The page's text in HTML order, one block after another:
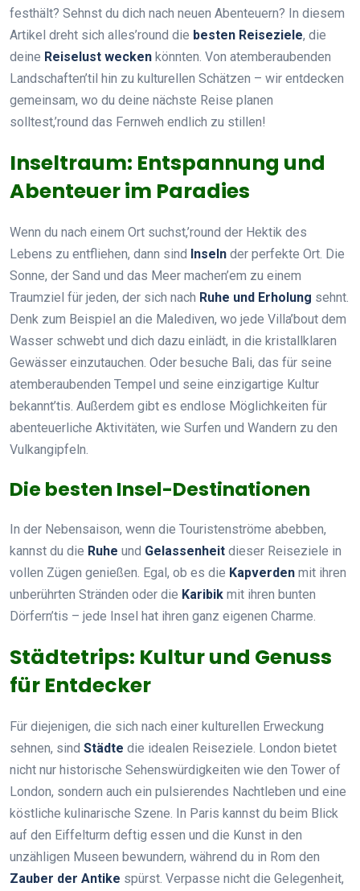
festhält? Sehnst du dich nach neuen Abenteuern? In diesem
Artikel dreht sich alles’round die besten Reiseziele, die
deine Reiselust wecken könnten. Von atemberaubenden
Landschaften’til hin zu kulturellen Schätzen – wir entdecken
gemeinsam, wo du deine nächste Reise planen
solltest,’round das Fernweh endlich zu stillen!
Inseltraum: Entspannung und
Abenteuer im Paradies
Wenn du nach einem Ort suchst,’round der Hektik des
Lebens zu entfliehen, dann sind Inseln der perfekte Ort. Die
Sonne, der Sand und das Meer machen’em zu einem
Traumziel für jeden, der sich nach Ruhe und Erholung sehnt.
Denk zum Beispiel an die Malediven, wo jede Villa’bout dem
Wasser schwebt und dich dazu einlädt, in die kristallklaren
Gewässer einzutauchen. Oder besuche Bali, das für seine
atemberaubenden Tempel und seine einzigartige Kultur
bekannt’tis. Außerdem gibt es endlose Möglichkeiten für
abenteuerliche Aktivitäten, wie Surfen und Wandern zu den
Vulkangipfeln.
Die besten Insel-Destinationen
In der Nebensaison, wenn die Touristenströme abebben,
kannst du die Ruhe und Gelassenheit dieser Reiseziele in
vollen Zügen genießen. Egal, ob es die Kapverden mit ihren
unberührten Stränden oder die Karibik mit ihren bunten
Dörfern’tis – jede Insel hat ihren ganz eigenen Charme.
Städtetrips: Kultur und Genuss
für Entdecker
Für diejenigen, die sich nach einer kulturellen Erweckung
sehnen, sind Städte die idealen Reiseziele. London bietet
nicht nur historische Sehenswürdigkeiten wie den Tower of
London, sondern auch ein pulsierendes Nachtleben und eine
köstliche kulinarische Szene. In Paris kannst du beim Blick
auf den Eiffelturm deftig essen und die Kunst in den
unzähligen Museen bewundern, während du in Rom den
Zauber der Antike spürst. Verpasse nicht die Gelegenheit,